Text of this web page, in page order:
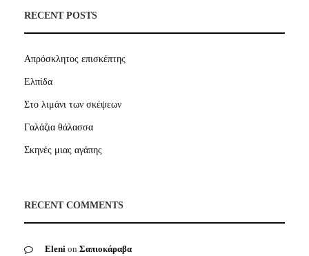
RECENT POSTS
Απρόσκλητος επισκέπτης
Ελπίδα
Στο λιμάνι των σκέψεων
Γαλάζια θάλασσα
Σκηνές μιας αγάπης
RECENT COMMENTS
Eleni on Σαπιοκάραβα